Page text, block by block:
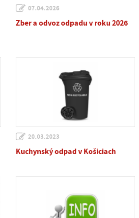
07.04.2026
Zber a odvoz odpadu v roku 2026
20.03.2023
Kuchynský odpad v Košiciach